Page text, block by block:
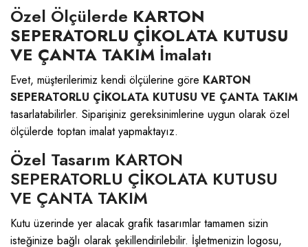
Özel Ölçülerde KARTON
SEPERATORLU ÇİKOLATA KUTUSU
VE ÇANTA TAKIM İmalatı
Evet, müşterilerimiz kendi ölçülerine göre KARTON
SEPERATORLU ÇİKOLATA KUTUSU VE ÇANTA TAKIM
tasarlatabilirler. Siparişiniz gereksinimlerine uygun olarak özel
ölçülerde toptan imalat yapmaktayız.
Özel Tasarım KARTON
SEPERATORLU ÇİKOLATA KUTUSU
VE ÇANTA TAKIM
Kutu üzerinde yer alacak grafik tasarımlar tamamen sizin
isteğinize bağlı olarak şekillendirilebilir. İşletmenizin logosu,